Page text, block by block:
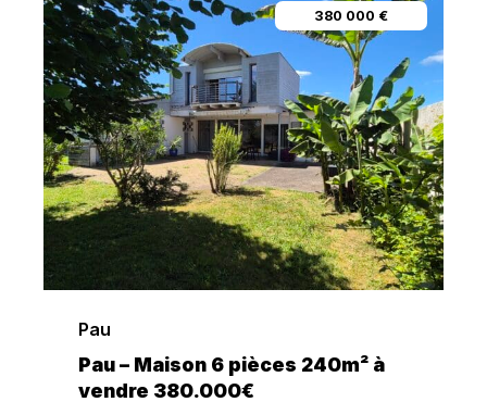
000 € Orpi Max
Idron – Maison 6 pièces 218m² à
vendre 798.000€